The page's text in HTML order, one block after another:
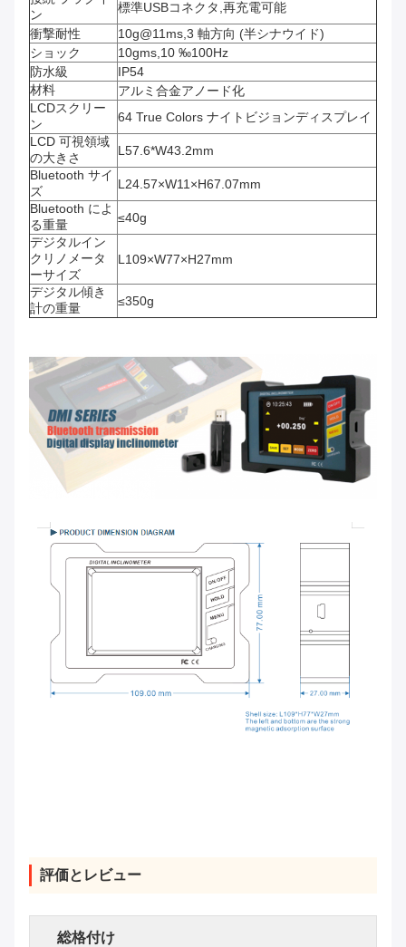
ン
標準USBコネクタ,再充電可能
衝撃耐性
10g@11ms,3 軸方向 (半シナウイド)
ショック
10gms,10 ‰100Hz
防水級
IP54
材料
アルミ合金アノード化
LCDスクリー
ン
64 True Colors ナイトビジョンディスプレイ
LCD 可視領域
の大きさ
L57.6*W43.2mm
Bluetooth サイ
ズ
L24.57×W11×H67.07mm
Bluetooth によ
る重量
≤40g
デジタルイン
クリノメータ
ーサイズ
L109×W77×H27mm
デジタル傾き
計の重量
≤350g
評価とレビュー
総格付け